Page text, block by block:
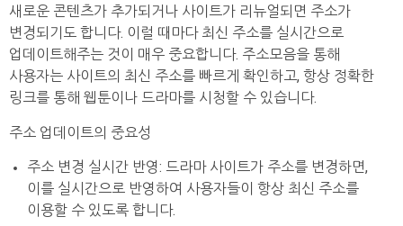
새로운 콘텐츠가 추가되거나 사이트가 리뉴얼되면 주소가
변경되기도 합니다. 이럴 때마다 최신 주소를 실시간으로
업데이트해주는 것이 매우 중요합니다. 주소모음을 통해
사용자는 사이트의 최신 주소를 빠르게 확인하고, 항상 정확한
링크를 통해 웹툰이나 드라마를 시청할 수 있습니다.
주소 업데이트의 중요성
주소 변경 실시간 반영: 드라마 사이트가 주소를 변경하면,
이를 실시간으로 반영하여 사용자들이 항상 최신 주소를
이용할 수 있도록 합니다.